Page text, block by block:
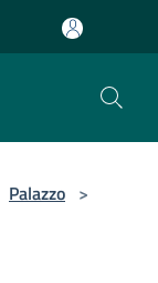
Palazzo >